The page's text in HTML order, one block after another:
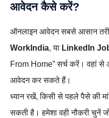
आवेदन कैसे करें?
ऑनलाइन आवेदन सबसे आसान
WorkIndia, या LinkedIn
From Home” सर्च करें। वहां से
आवेदन कर सकते हैं।
ध्यान रखें, किसी से पहले पैसे की
सकती है। हमेशा वही नौकरी चुनें